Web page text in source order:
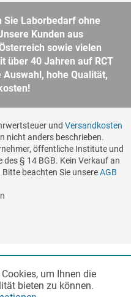
Sie Laborbedarf ohne
Kunden aus
sowie vielen
über 40 Jahren auf RCT
hohe Qualität,
und Versandkosten
nicht anders beschrieben.
öffentliche Institute und
§ 14 BGB. Kein Verkauf an
beachten Sie unsereAGB
Aktiv
um Ihnen die
bieten zu können.